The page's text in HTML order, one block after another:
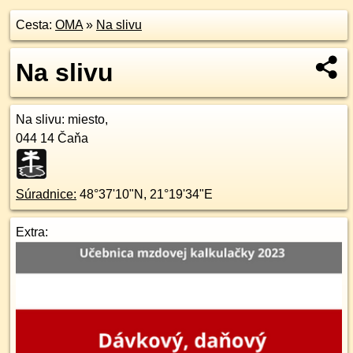
Cesta: OMA» Na slivu
Na slivu
Na slivu: miesto,
044 14 Čaňa
Súradnice: 48°37'10"N , 21°19'34"E
Extra: